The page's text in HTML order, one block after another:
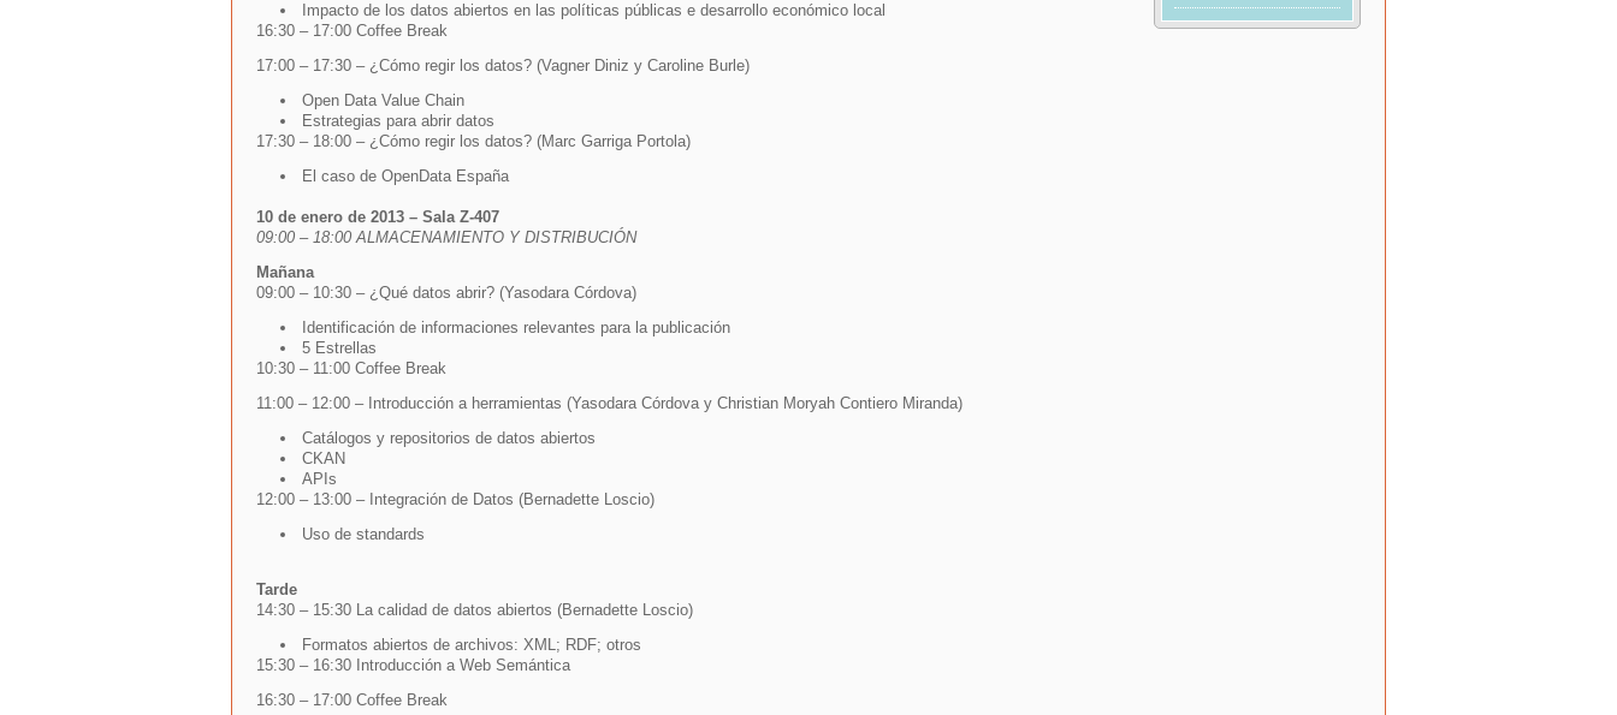
Impacto de los datos abiertos en las políticas públicas e desarrollo económico local
16:30 – 17:00 Coffee Break
17:00 – 17:30 – ¿Cómo regir los datos? (Vagner Diniz y Caroline Burle)
Open Data Value Chain
Estrategias para abrir datos
17:30 – 18:00 – ¿Cómo regir los datos? (Marc Garriga Portola)
El caso de OpenData España
10 de enero de 2013 – Sala Z-407
09:00 – 18:00 ALMACENAMIENTO Y DISTRIBUCIÓN
Mañana
09:00 – 10:30 – ¿Qué datos abrir? (Yasodara Córdova)
Identificación de informaciones relevantes para la publicación
5 Estrellas
10:30 – 11:00 Coffee Break
11:00 – 12:00 – Introducción a herramientas (Yasodara Córdova y Christian Moryah Contiero Miranda)
Catálogos y repositorios de datos abiertos
CKAN
APIs
12:00 – 13:00 – Integración de Datos (Bernadette Loscio)
Uso de standards
Tarde
14:30 – 15:30 La calidad de datos abiertos (Bernadette Loscio)
Formatos abiertos de archivos: XML; RDF; otros
15:30 – 16:30 Introducción a Web Semántica
16:30 – 17:00 Coffee Break